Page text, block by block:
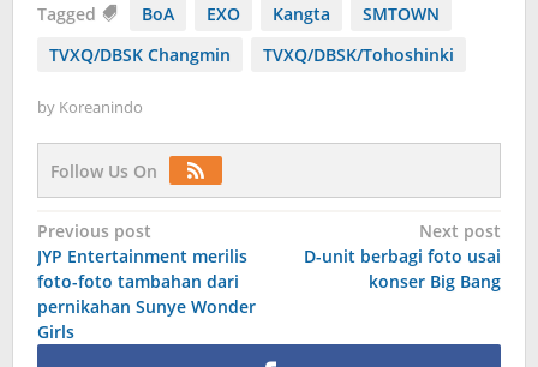
Tagged BoA EXO Kangta
SMTOWN
TVXQ/DBSK Changmin
TVXQ/DBSK/Tohoshinki
by Koreanindo
Follow Us On
Post
navigation
Previous post
JYP Entertainment merilis
foto-foto tambahan dari
pernikahan Sunye Wonder
Girls
Next post
D-unit berbagi foto usai
konser Big Bang